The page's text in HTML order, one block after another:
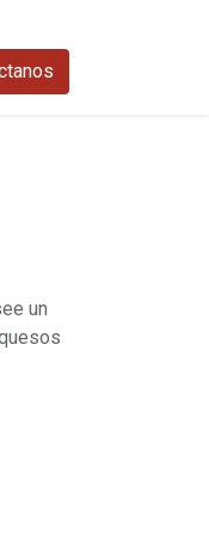
un